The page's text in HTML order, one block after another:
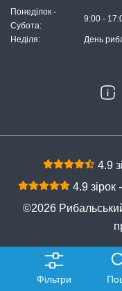
Фільтри
Понеділок -
Субота:
9:00 -
Неділя: День
4.9
4.9 зірок
©2026